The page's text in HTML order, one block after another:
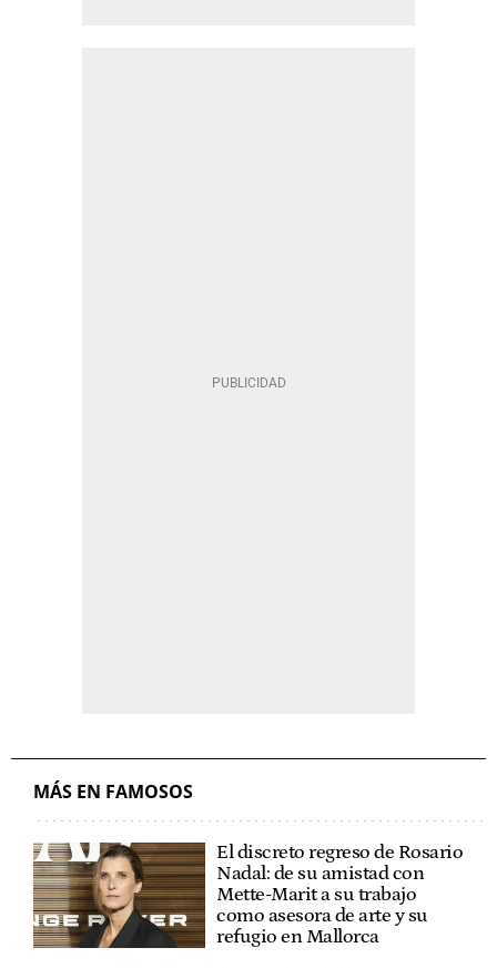
MÁS EN FAMOSOS
El discreto regreso de Rosario
Nadal: de su amistad con
Mette-Marit a su trabajo
como asesora de arte y su
refugio en Mallorca